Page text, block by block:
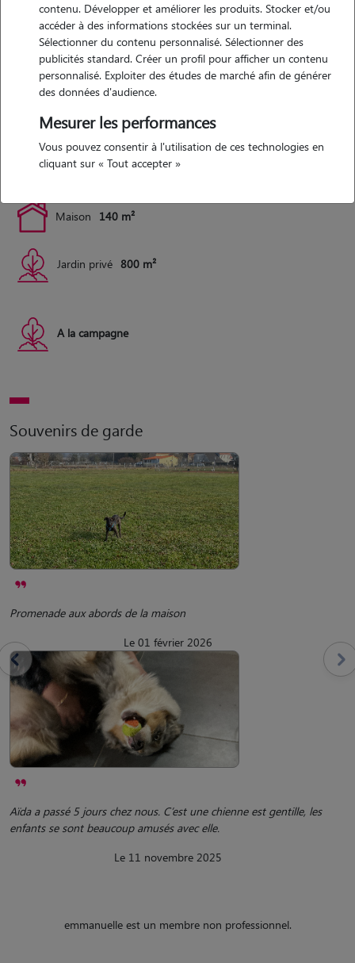
nous avons eu un golden retriever femelle pendant 11 ans dont nous
nous sommes occupé quotidiennement (sortie, repas, brossage). elle
est maintenant partie je garde occasionnellement le chien de mes
voisins quand ils en ont besoin
Logement
maison avec grand jardin, qui n'est pas encore complètement clôturé
Maison 140 m²
Jardin privé 800 m²
A la campagne
Souvenirs de garde
Promenade aux abords de la maison
Le 01 février 2026
Aïda a passé 5 jours chez nous. C’est une chienne est gentille, les
enfants se sont beaucoup amusés avec elle.
Le 11 novembre 2025
emmanuelle est un membre non professionnel.
contenu. Développer et améliorer les produits. Stocker et/ou
accéder à des informations stockées sur un terminal.
Sélectionner du contenu personnalisé. Sélectionner des
publicités standard. Créer un profil pour afficher un contenu
personnalisé. Exploiter des études de marché afin de générer
des données d'audience.
Mesurer les performances
Vous pouvez consentir à l'utilisation de ces technologies en
cliquant sur « Tout accepter »